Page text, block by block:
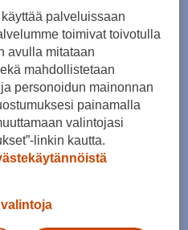
myymälästä
palveluissaan
toimivat toivotulla
avulla mitataan
mahdollistetaan
personoidun mainonnan
painamalla
valintojasi
linkin kautta.